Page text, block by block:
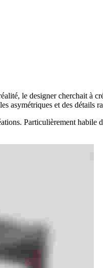
le designer cherchait à
asymétriques et des détails
Particulièrement